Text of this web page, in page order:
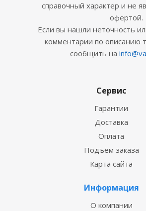
справочный характер и не
офертой.
Если вы нашли неточность
комментарии по описанию
сообщить на
Сервис
Гарантии
Доставка
Оплата
Подъём заказа
Карта сайта
Информация
О компании